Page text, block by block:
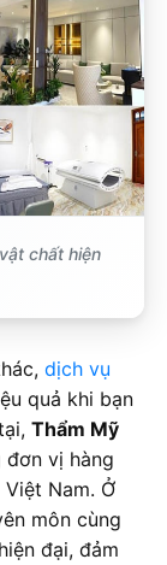
chất hiện
dịch vụ
quả khi bạn
Thẩm Mỹ
vị hàng
Nam. Ở
môn cùng
đại, đảm